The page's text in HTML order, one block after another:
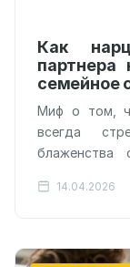
Как
семейное
Миф о том,
всегда
блаженства
Психологи…
14.04.2026